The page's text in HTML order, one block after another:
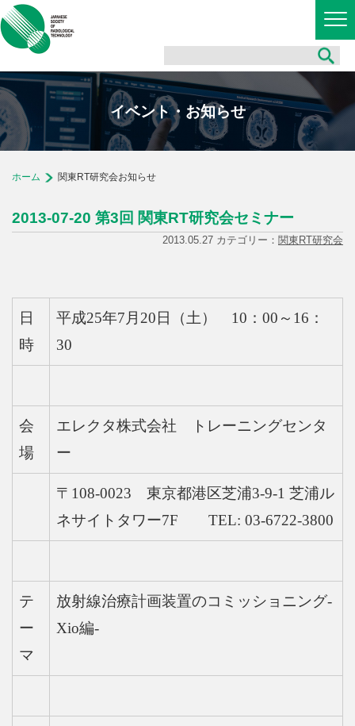
イベント・お知らせ
ホーム 関東RT研究会お知らせ
2013-07-20 第3回 関東RT研究会セミナー
2013.05.27 カテゴリー： 関東RT研究会
日
時
平成25年7月20日（土） 10：00～16：
30
会
場
エレクタ株式会社 トレーニングセンタ
ー
〒108-0023 東京都港区芝浦3-9-1 芝浦ル
ネサイトタワー7F TEL: 03-6722-3800
テ
ー
マ
放射線治療計画装置のコミッショニング-
Xio編-